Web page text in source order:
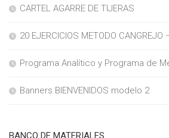
CARTEL AGARRE DE TIJERAS
20 EJERCICIOS METODO CANGREJO
Programa Analítico y Programa de
Banners BIENVENIDOS modelo 2